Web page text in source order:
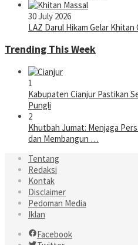
30 July 2026
LAZ Darul Hikam Gelar
Trending This Week
1
Kabupaten Cianjur Pastikan
Pungli
2
Khutbah Jumat: Menjaga
dan Membangun …
Tentang
Redaksi
Kontak
Disclaimer
Pedoman Media
Iklan
Facebook